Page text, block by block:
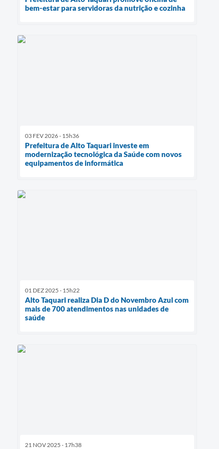
bem-estar para servidoras da nutrição e cozinha
03 FEV 2026 - 15h36
Prefeitura de Alto Taquari investe em
modernização tecnológica da Saúde com novos
equipamentos de informática
01 DEZ 2025 - 15h22
Alto Taquari realiza Dia D do Novembro Azul com
mais de 700 atendimentos nas unidades de
saúde
21 NOV 2025 - 17h38